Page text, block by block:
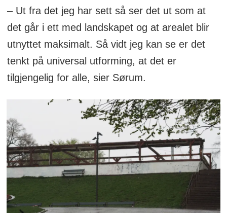
– Ut fra det jeg har sett så ser det ut som at
det går i ett med landskapet og at arealet blir
utnyttet maksimalt. Så vidt jeg kan se er det
tenkt på universal utforming, at det er
tilgjengelig for alle, sier Sørum.